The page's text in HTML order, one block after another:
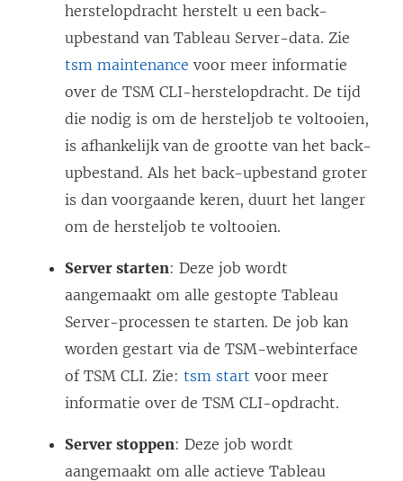
herstelopdracht herstelt u een back-
upbestand van Tableau Server-data. Zie
tsm maintenance voor meer informatie
over de TSM CLI-herstelopdracht. De tijd
die nodig is om de hersteljob te voltooien,
is afhankelijk van de grootte van het back-
upbestand. Als het back-upbestand groter
is dan voorgaande keren, duurt het langer
om de hersteljob te voltooien.
Server starten: Deze job wordt
aangemaakt om alle gestopte Tableau
Server-processen te starten. De job kan
worden gestart via de TSM-webinterface
of TSM CLI. Zie: tsm start voor meer
informatie over de TSM CLI-opdracht.
Server stoppen: Deze job wordt
aangemaakt om alle actieve Tableau